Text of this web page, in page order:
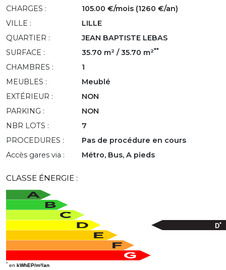
CHARGES :
105.00 €/mois (1260 €/an)
VILLE :
LILLE
QUARTIER :
JEAN BAPTISTE LEBAS
SURFACE :
35.70 m² / 35.70 m²**
CHAMBRES :
1
MEUBLES :
Meublé
EXTÉRIEUR :
NON
PARKING :
NON
NBR LOTS :
7
PROCEDURES :
Pas de procédure en cours
Accès gares via :
Métro, Bus, A pieds
CLASSE ÉNERGIE :
D*
* en kWhEP/m²/an